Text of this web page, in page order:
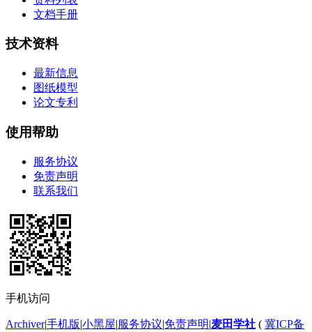
文档手册
技术资料
最新信息
图纸模型
论文专利
使用帮助
服务协议
免责声明
联系我们
手机访问
Archiver|手机版|小黑屋|服务协议|免责声明|麦田学社 ( 冀ICP备